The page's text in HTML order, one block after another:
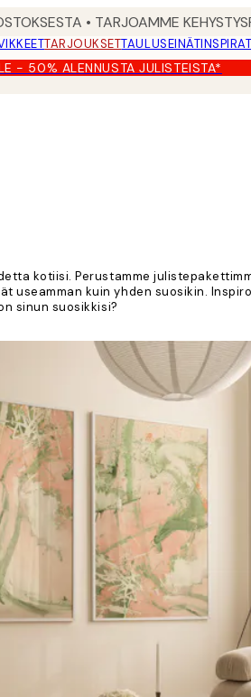
• TARJOAMME
TARJOUKSETTAULUSEINÄT
- 50% ALENNUSTA JULISTEISTA*
kotiisi. Perustamme
useamman kuin yhden suosikin.
sinun suosikkisi?